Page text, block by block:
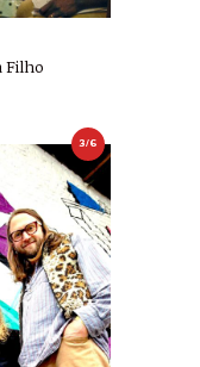
Filho
3/6